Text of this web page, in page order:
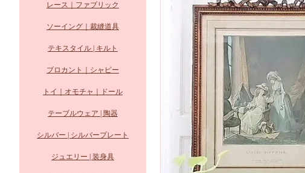
レース｜ファブリック
ソーイング｜裁縫道具
テキスタイル | キルト
ブロカント｜シャビー
トイ｜オモチャ｜ドール
テーブルウェア | 陶器
シルバー | シルバープレート
ジュエリー | 装身具